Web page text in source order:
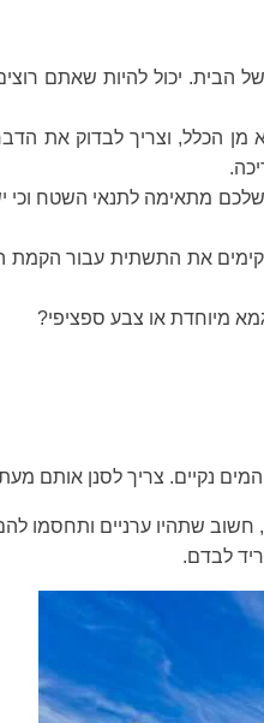
הבית. יכול להיות שאתם
הכלל, וצריך לבדוק את
מתאימה לתנאי השטח וכי
את התשתית עבור הקמת
מיוחדת או צבע ספציפי?
נקיים. צריך לסנן אותם
חשוב שתהיו ערניים ותחסמו
לבדם.